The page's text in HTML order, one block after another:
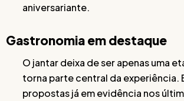
aniversariante.
Gastronomia em destaque
O jantar deixa de ser apenas uma
torna parte central da experiência.
propostas já em evidência nos